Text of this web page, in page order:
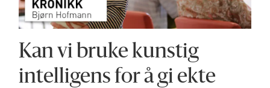
Kan vi bruke kunstig
intelligens for å gi ekte